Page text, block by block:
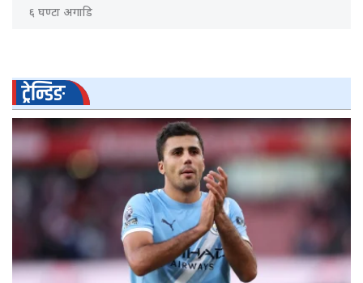
६ घण्टा अगाडि
ट्रेन्डिङ